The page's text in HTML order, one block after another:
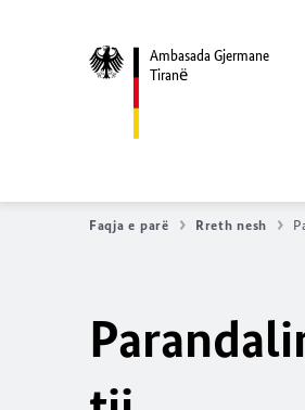
Ambasada Gjermane
Tiranё
Faqja e parë Rreth nesh